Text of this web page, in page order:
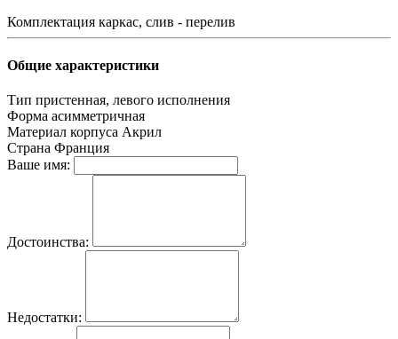
Комплектация каркас, слив - перелив
Общие характеристики
Тип пристенная, левого исполнения
Форма асимметричная
Материал корпуса Акрил
Страна Франция
Ваше имя:
Достоинства:
Недостатки: